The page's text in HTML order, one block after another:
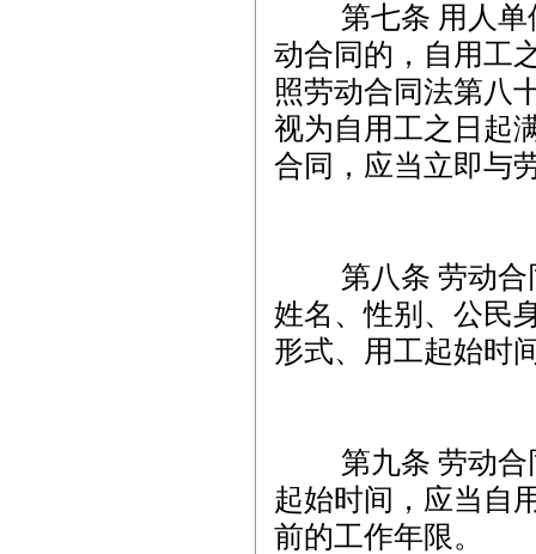
第七条 用人单位
动合同的，自用工
照劳动合同法第八
视为自用工之日起
合同，应当立即与
第八条 劳动合同
姓名、性别、公民
形式、用工起始时
第九条 劳动合同
起始时间，应当自
前的工作年限。